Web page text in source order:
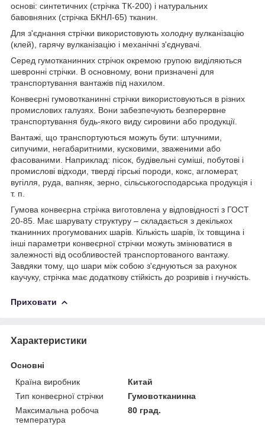
основі: синтетичних (стрічка ТК-200) і натуральних
бавовняних (стрічка БКНЛ-65) тканин.
Для з'єднання стрічки використовують холодну вулканізацію
(клей), гарячу вулканізацію і механічні з'єднувачі.
Серед гумотканинних стрічок окремою групою виділяються
шевронні стрічки. В основному, вони призначені для
транспортування вантажів під нахилом.
Конвеєрні гумовотканинні стрічки використовуються в різних
промислових галузях. Вони забезпечують безперервне
транспортування будь-якого виду сировини або продукції.
Вантажі, що транспортуються можуть бути: штучними,
сипучими, негабаритними, кусковими, зваженими або
фасованими. Наприклад: пісок, будівельні суміші, побутові і
промислові відходи, тверді гірські породи, кокс, агломерат,
вугілля, руда, вапняк, зерно, сільськогосподарська продукція і
т. п.
Гумова конвеєрна стрічка виготовлена у відповідності з ГОСТ
20-85. Має шарувату структуру – складається з декількох
тканинних прогумованих шарів. Кількість шарів, їх товщина і
інші параметри конвеєрної стрічки можуть змінюватися в
залежності від особливостей транспортованого вантажу.
Завдяки тому, що шари між собою з'єднуються за рахунок
каучуку, стрічка має додаткову стійкість до розривів і гнучкість.
Приховати
Характеристики
Основні
Країна виробник
Китай
Тип конвеєрної стрічки
Гумовотканинна
Максимальна робоча
температура
80 град.